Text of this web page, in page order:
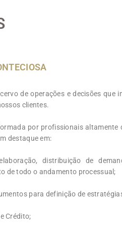
de operações e decisões
clientes.
por profissionais
destaque em:
distribuição de
de todo o andamento processual;
para definição de
Crédito;